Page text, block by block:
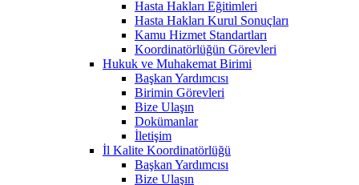
Hasta Hakları Eğitimleri
Hasta Hakları Kurul Sonuçları
Kamu Hizmet Standartları
Koordinatörlüğün Görevleri
Hukuk ve Muhakemat Birimi
Başkan Yardımcısı
Birimin Görevleri
Bize Ulaşın
Dokümanlar
İletişim
İl Kalite Koordinatörlüğü
Başkan Yardımcısı
Bize Ulaşın